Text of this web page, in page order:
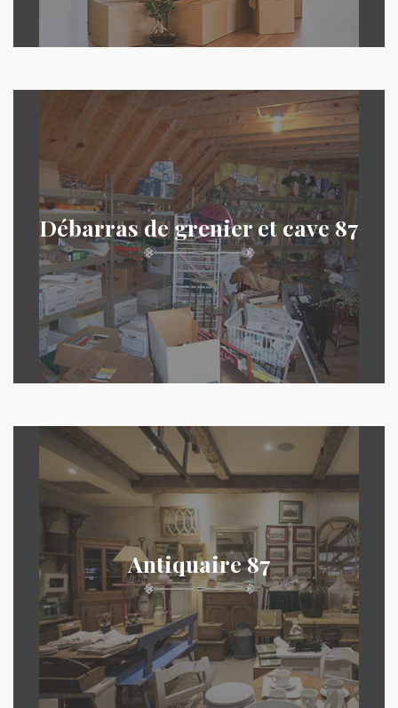
Débarras de grenier et cave 87
Antiquaire 87